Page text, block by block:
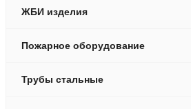
ЖБИ изделия
Пожарное оборудование
Трубы стальные